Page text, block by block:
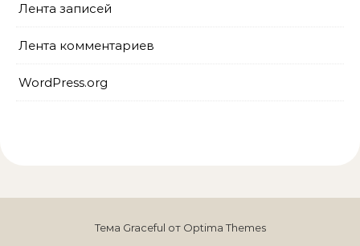
Лента записей
Лента комментариев
WordPress.org
Тема Graceful от Optima Themes